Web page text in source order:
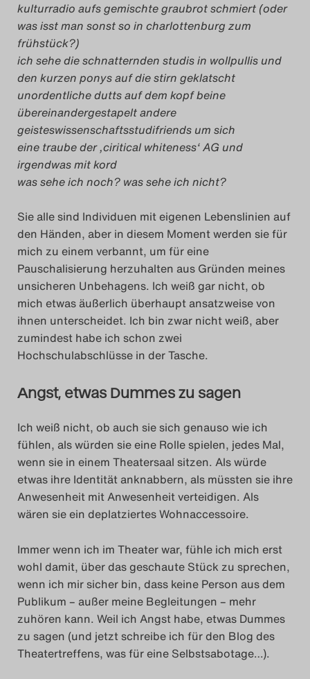
kulturradio aufs gemischte graubrot schmiert (oder
was isst man sonst so in charlottenburg zum
frühstück?)
ich sehe die schnatternden studis in wollpullis und
den kurzen ponys auf die stirn geklatscht
unordentliche dutts auf dem kopf beine
übereinandergestapelt andere
geisteswissenschaftsstudifriends um sich
eine traube der ‚ciritical whiteness‘ AG und
irgendwas mit kord
was sehe ich noch? was sehe ich nicht?
Sie alle sind Individuen mit eigenen Lebenslinien auf
den Händen, aber in diesem Moment werden sie für
mich zu einem verbannt, um für eine
Pauschalisierung herzuhalten aus Gründen meines
unsicheren Unbehagens. Ich weiß gar nicht, ob
mich etwas äußerlich überhaupt ansatzweise von
ihnen unterscheidet. Ich bin zwar nicht weiß, aber
zumindest habe ich schon zwei
Hochschulabschlüsse in der Tasche.
Angst, etwas Dummes zu sagen
Ich weiß nicht, ob auch sie sich genauso wie ich
fühlen, als würden sie eine Rolle spielen, jedes Mal,
wenn sie in einem Theatersaal sitzen. Als würde
etwas ihre Identität anknabbern, als müssten sie ihre
Anwesenheit mit Anwesenheit verteidigen. Als
wären sie ein deplatziertes Wohnaccessoire.
Immer wenn ich im Theater war, fühle ich mich erst
wohl damit, über das geschaute Stück zu sprechen,
wenn ich mir sicher bin, dass keine Person aus dem
Publikum – außer meine Begleitungen – mehr
zuhören kann. Weil ich Angst habe, etwas Dummes
zu sagen (und jetzt schreibe ich für den Blog des
Theatertreffens, was für eine Selbstsabotage…).